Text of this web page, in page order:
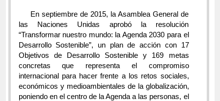
En septiembre de 2015, la Asamblea General de
las Naciones Unidas aprobó la resolución
“Transformar nuestro mundo: la Agenda 2030 para el
Desarrollo Sostenible”, un plan de acción con 17
Objetivos de Desarrollo Sostenible y 169 metas
concretas que representa el compromiso
internacional para hacer frente a los retos sociales,
económicos y medioambientales de la globalización,
poniendo en el centro de la Agenda a las personas, el